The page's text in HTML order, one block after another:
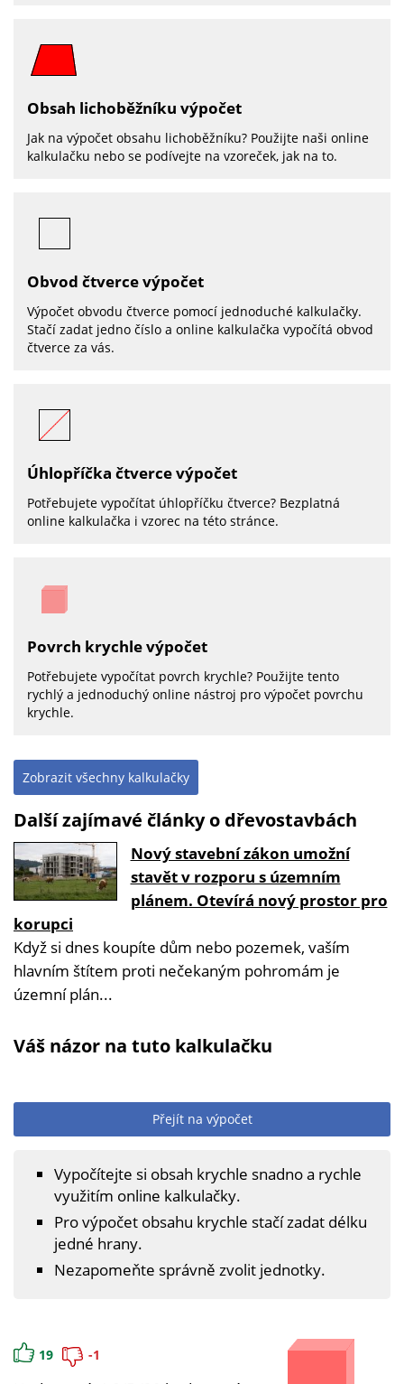
Obsah lichoběžníku výpočet
Jak na výpočet obsahu lichoběžníku? Použijte naši online
kalkulačku nebo se podívejte na vzoreček, jak na to.
Obvod čtverce výpočet
Výpočet obvodu čtverce pomocí jednoduché kalkulačky.
Stačí zadat jedno číslo a online kalkulačka vypočítá obvod
čtverce za vás.
Úhlopříčka čtverce výpočet
Potřebujete vypočítat úhlopříčku čtverce? Bezplatná
online kalkulačka i vzorec na této stránce.
Povrch krychle výpočet
Potřebujete vypočítat povrch krychle? Použijte tento
rychlý a jednoduchý online nástroj pro výpočet povrchu
krychle.
Zobrazit všechny kalkulačky
Další zajímavé články o dřevostavbách
Nový stavební zákon umožní
stavět v rozporu s územním
plánem. Otevírá nový prostor pro
korupci
Když si dnes koupíte dům nebo pozemek, vaším
hlavním štítem proti nečekaným pohromám je
územní plán...
Váš názor na tuto kalkulačku
Přejít na výpočet
Vypočítejte si obsah krychle snadno a rychle
využitím online kalkulačky.
Pro výpočet obsahu krychle stačí zadat délku
jedné hrany.
Nezapomeňte správně zvolit jednotky.
19 -1